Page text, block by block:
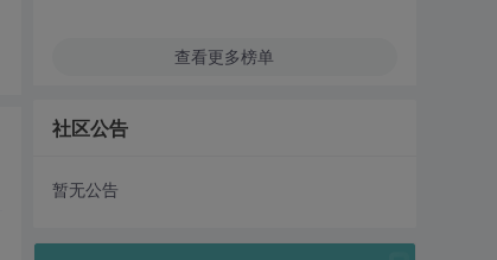
查看更多榜单
社区公告
暂无公告